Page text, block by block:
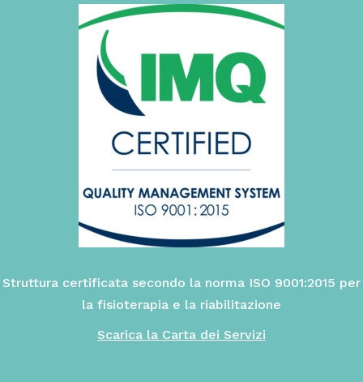
Struttura certificata secondo la norma ISO 9001:2015 per
la fisioterapia e la riabilitazione
Scarica la Carta dei Servizi